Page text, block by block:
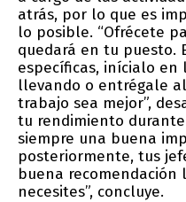
atrás, por lo que es
lo posible. “Ofrécete
quedará en tu puesto.
específicas, inícialo en
llevando o entrégale
trabajo sea mejor”,
tu rendimiento
siempre una buena
posteriormente, tus
buena
necesites”, concluye.